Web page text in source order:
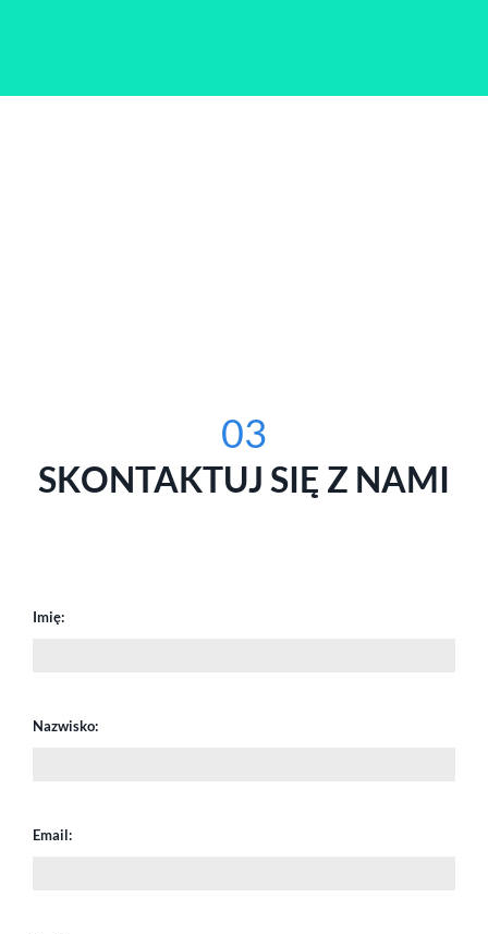
03
SKONTAKTUJ SIĘ Z NAMI
Imię:
Nazwisko:
Email: